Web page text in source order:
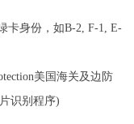
身份，如B-2, F-1, E-
美国海关及边防
识别程序)